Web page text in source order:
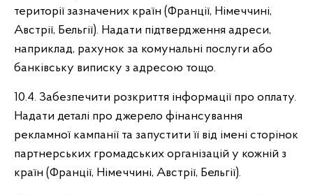
території зазначених країн (Франції, Німеччині,
Австрії, Бельгії). Надати підтвердження адреси,
наприклад, рахунок за комунальні послуги або
банківську виписку з адресою тощо.
10.4. Забезпечити розкриття інформації про оплату.
Надати деталі про джерело фінансування
рекламної кампанії та запустити її від імені сторінок
партнерських громадських організацій у кожній з
країн (Франції, Німеччині, Австрії, Бельгії).